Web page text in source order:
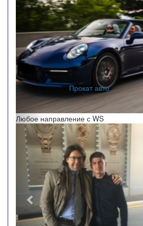
Заказ автобусов
Любое направление с WS
Назад